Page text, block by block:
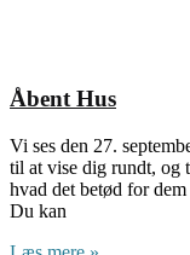
Åbent Hus
Vi ses den 27.
til at vise dig rundt,
hvad det betød for
Du kan